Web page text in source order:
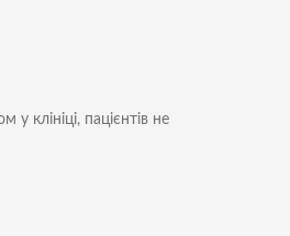
клініці, пацієнтів не